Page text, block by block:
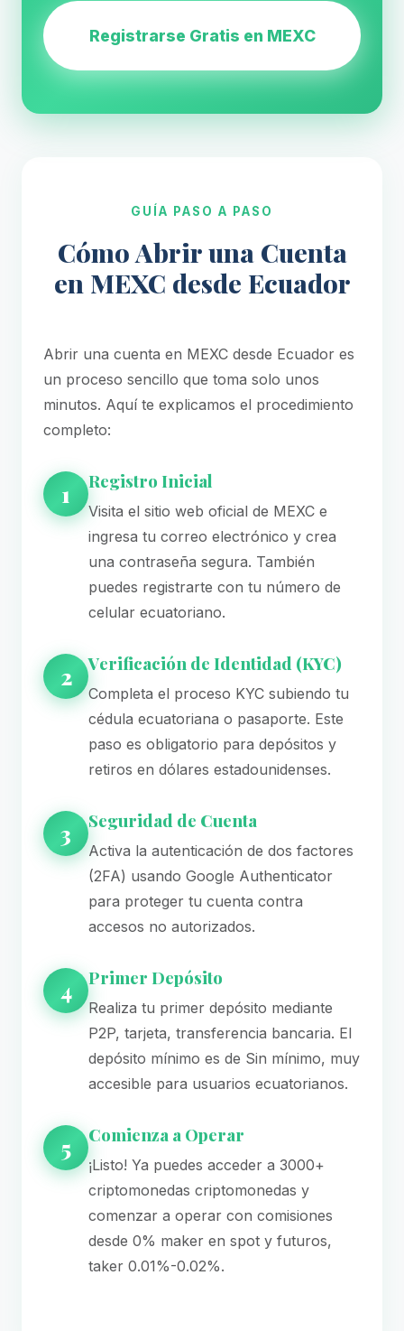
Registrarse Gratis en MEXC
GUÍA PASO A PASO
Cómo Abrir una Cuenta
en MEXC desde Ecuador
Abrir una cuenta en MEXC desde Ecuador es
un proceso sencillo que toma solo unos
minutos. Aquí te explicamos el procedimiento
completo:
1 Registro Inicial
Visita el sitio web oficial de MEXC e
ingresa tu correo electrónico y crea
una contraseña segura. También
puedes registrarte con tu número de
celular ecuatoriano.
2 Verificación de Identidad (KYC)
Completa el proceso KYC subiendo tu
cédula ecuatoriana o pasaporte. Este
paso es obligatorio para depósitos y
retiros en dólares estadounidenses.
3 Seguridad de Cuenta
Activa la autenticación de dos factores
(2FA) usando Google Authenticator
para proteger tu cuenta contra
accesos no autorizados.
4 Primer Depósito
Realiza tu primer depósito mediante
P2P, tarjeta, transferencia bancaria. El
depósito mínimo es de Sin mínimo, muy
accesible para usuarios ecuatorianos.
5 Comienza a Operar
¡Listo! Ya puedes acceder a 3000+
criptomonedas criptomonedas y
comenzar a operar con comisiones
desde 0% maker en spot y futuros,
taker 0.01%-0.02%.